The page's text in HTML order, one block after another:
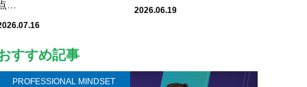
…
2026.06.19
すすめ記事
PROFESSIONAL MINDSET